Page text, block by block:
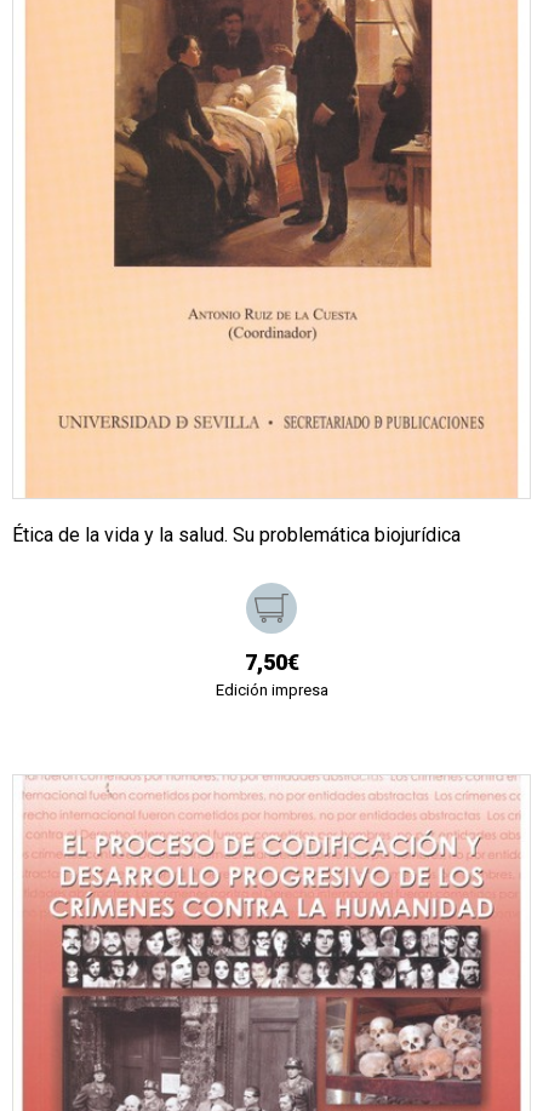
Ética de la vida y la salud. Su problemática biojurídica
7,50€
Edición impresa